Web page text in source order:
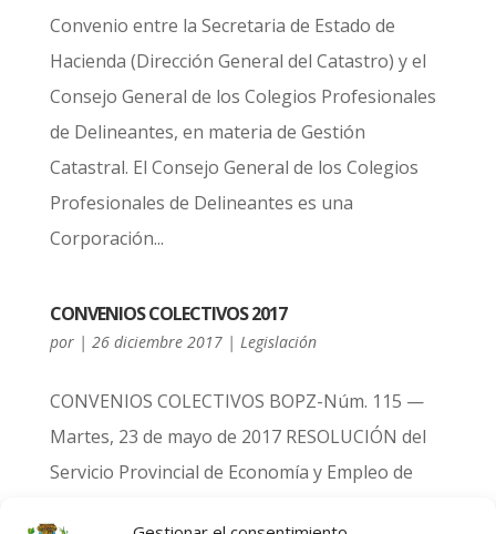
Convenio entre la Secretaria de Estado de
Hacienda (Dirección General del Catastro) y el
Consejo General de los Colegios Profesionales
de Delineantes, en materia de Gestión
Catastral. El Consejo General de los Colegios
Profesionales de Delineantes es una
Corporación...
CONVENIOS COLECTIVOS 2017
por | 26 diciembre 2017| Legislación
CONVENIOS COLECTIVOS BOPZ-Núm. 115 —
Martes, 23 de mayo de 2017 RESOLUCIÓN del
Servicio Provincial de Economía y Empleo de